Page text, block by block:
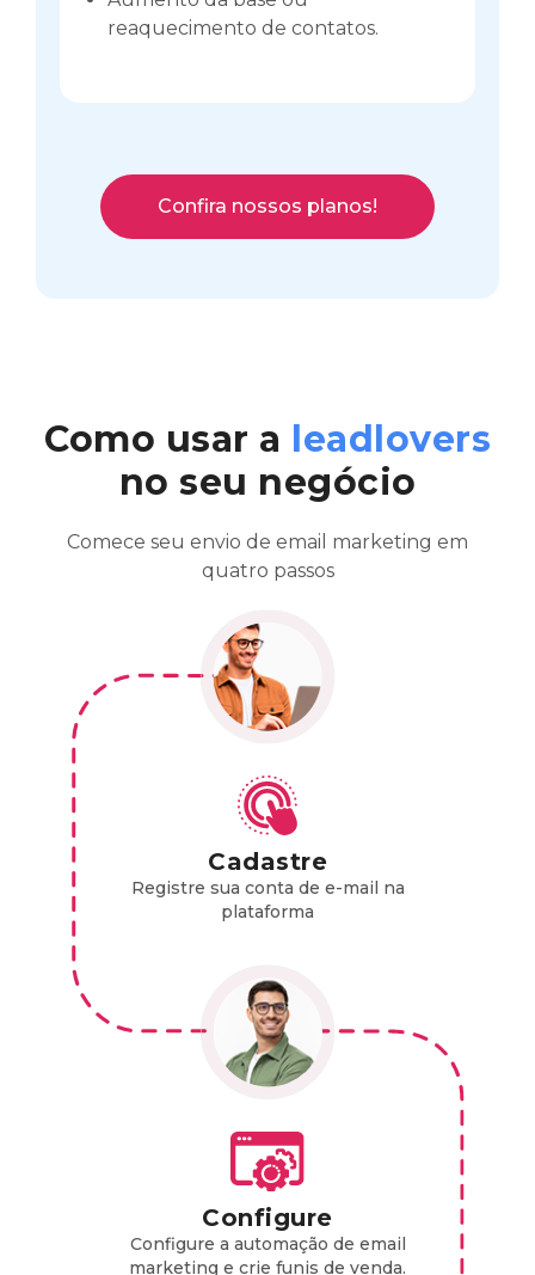
reaquecimento de contatos.
Confira nossos planos!
Como usar a leadlovers
no seu negócio
Comece seu envio de email marketing em
quatro passos
Cadastre
Registre sua conta de e-mail na
plataforma
Configure
Configure a automação de email
marketing e crie funis de venda.